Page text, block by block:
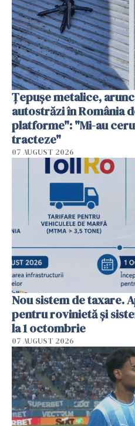
Țepușe metalice,
autostrăzi în România
platforme": "Mi-au
tracteze"
07 AUGUST 2026
Nou sistem de taxare.
pentru rovinietă şi
la 1 octombrie
07 AUGUST 2026